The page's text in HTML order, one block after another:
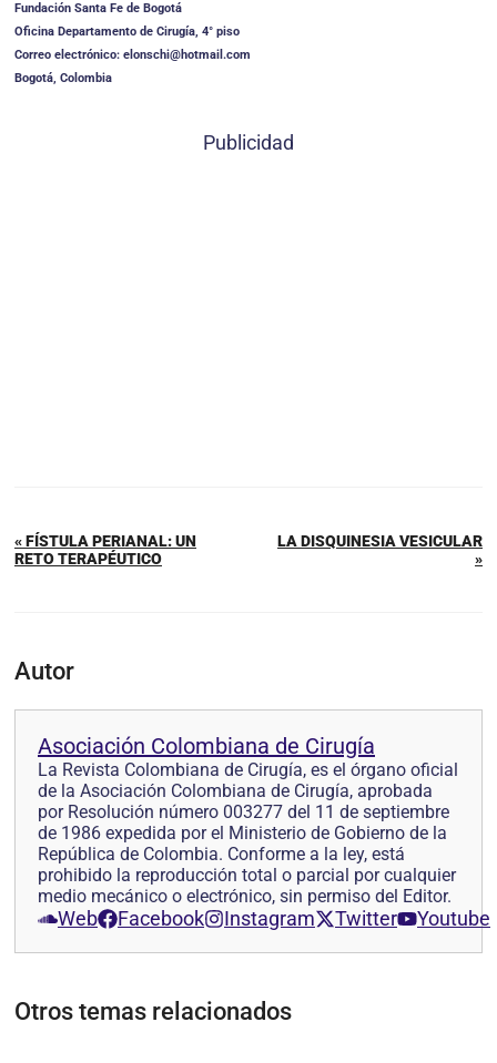
Fundación Santa Fe de Bogotá
Oficina Departamento de Cirugía, 4° piso
Correo electrónico: elonschi@hotmail.com
Bogotá, Colombia
Publicidad
« FÍSTULA PERIANAL: UN
RETO TERAPÉUTICO
LA DISQUINESIA VESICULAR
»
Autor
Asociación Colombiana de Cirugía
La Revista Colombiana de Cirugía, es el órgano oficial
de la Asociación Colombiana de Cirugía, aprobada
por Resolución número 003277 del 11 de septiembre
de 1986 expedida por el Ministerio de Gobierno de la
República de Colombia. Conforme a la ley, está
prohibido la reproducción total o parcial por cualquier
medio mecánico o electrónico, sin permiso del Editor.
Web Facebook Instagram Twitter Youtube
Otros temas relacionados